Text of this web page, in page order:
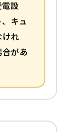
設
キュ
れ
があ